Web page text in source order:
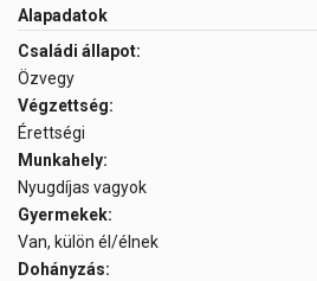
Alapadatok
Családi állapot:
Özvegy
Végzettség:
Érettségi
Munkahely:
Nyugdíjas vagyok
Gyermekek:
Van, külön él/élnek
Dohányzás: